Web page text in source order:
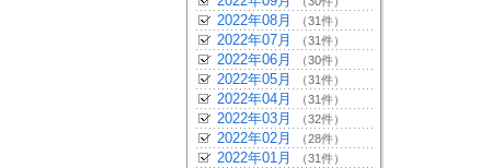
2022年08月 （31件）
2022年07月 （31件）
2022年06月 （30件）
2022年05月 （31件）
2022年04月 （31件）
2022年03月 （32件）
2022年02月 （28件）
2022年01月 （31件）